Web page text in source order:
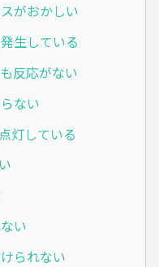
がおかしい
生している
反応がない
ない
灯している
い
られない